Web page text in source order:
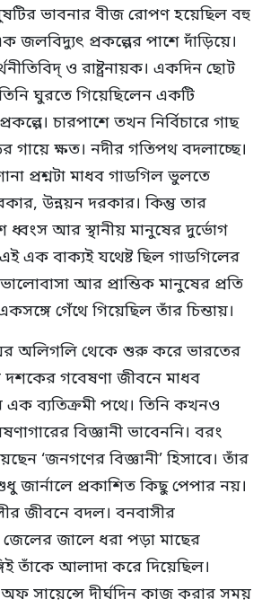
ভাবনার বীজ রোপণ হয়েছিল বহু
জলবিদ্যুৎ প্রকল্পের পাশে দাঁড়িয়ে।
ও রাষ্ট্রনায়ক। একদিন ছোট
ঘুরতে গিয়েছিলেন একটি
চারপাশে তখন নির্বিচারে গাছ
গায়ে ক্ষত। নদীর গতিপথ বদলাচ্ছে।
প্রশ্নটা মাধব গাডগিল ভুলতে
উন্নয়ন দরকার। কিন্তু তার
ধ্বংস আর স্থানীয় মানুষের দুর্ভোগ
এক বাক্যই যথেষ্ট ছিল গাডগিলের
আর প্রান্তিক মানুষের প্রতি
গেঁথে গিয়েছিল তাঁর চিন্তায়।
অলিগলি থেকে শুরু করে ভারতের
গবেষণা জীবনে মাধব
এক ব্যতিক্রমী পথে। তিনি কখনও
বিজ্ঞানী ভাবেননি। বরং
‘জনগণের বিজ্ঞানী’ হিসাবে। তাঁর
জার্নালে প্রকাশিত কিছু পেপার নয়।
জীবনে বদল। বনবাসীর
জেলের জালে ধরা পড়া মাছের
তাঁকে আলাদা করে দিয়েছিল।
অফ সায়েন্সে দীর্ঘদিন কাজ করার সময়